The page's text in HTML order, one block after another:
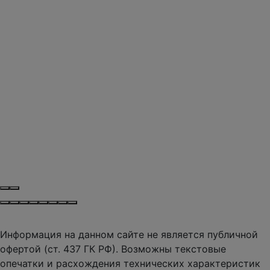
Информация на данном сайте не является публичной
офертой (ст. 437 ГК РФ). Возможны текстовые
опечатки и расхождения технических характеристик